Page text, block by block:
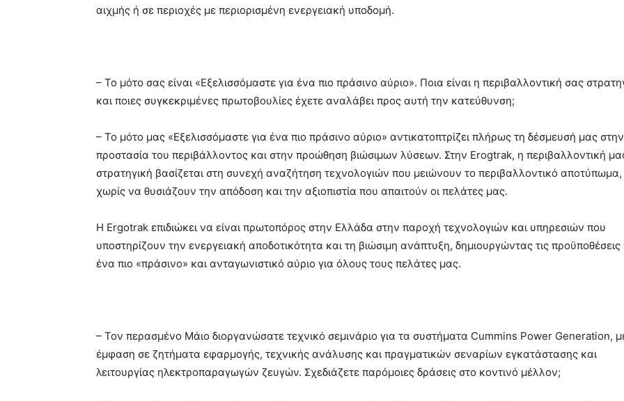
αιχμής ή σε περιοχές με περιορισμένη ενεργειακή υποδομή.
– Το μότο σας είναι «Εξελισσόμαστε για ένα πιο πράσινο αύριο». Ποια είναι η περιβαλλοντική σας
και ποιες συγκεκριμένες πρωτοβουλίες έχετε αναλάβει προς αυτή την κατεύθυνση;
– Το μότο μας «Εξελισσόμαστε για ένα πιο πράσινο αύριο» αντικατοπτρίζει πλήρως τη δέσμευσή μας στην
προστασία του περιβάλλοντος και στην προώθηση βιώσιμων λύσεων. Στην Erogtrak, η περιβαλλοντική
στρατηγική βασίζεται στη συνεχή αναζήτηση τεχνολογιών που μειώνουν το περιβαλλοντικό αποτύπωμα,
χωρίς να θυσιάζουν την απόδοση και την αξιοπιστία που απαιτούν οι πελάτες μας.
Η Ergotrak επιδιώκει να είναι πρωτοπόρος στην Ελλάδα στην παροχή τεχνολογιών και υπηρεσιών που
υποστηρίζουν την ενεργειακή αποδοτικότητα και τη βιώσιμη ανάπτυξη, δημιουργώντας τις προϋποθέσεις
ένα πιο «πράσινο» και ανταγωνιστικό αύριο για όλους τους πελάτες μας.
– Τον περασμένο Μάιο διοργανώσατε τεχνικό σεμινάριο για τα συστήματα Cummins Power Generation,
έμφαση σε ζητήματα εφαρμογής, τεχνικής ανάλυσης και πραγματικών σεναρίων εγκατάστασης και
λειτουργίας ηλεκτροπαραγωγών ζευγών. Σχεδιάζετε παρόμοιες δράσεις στο κοντινό μέλλον;